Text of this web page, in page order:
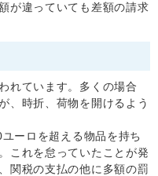
が違っていても差額の請求
れています。多くの場合
、時折、荷物を開けるよう
ーロを超える物品を持ち
これを怠っていたことが発
関税の支払の他に多額の罰